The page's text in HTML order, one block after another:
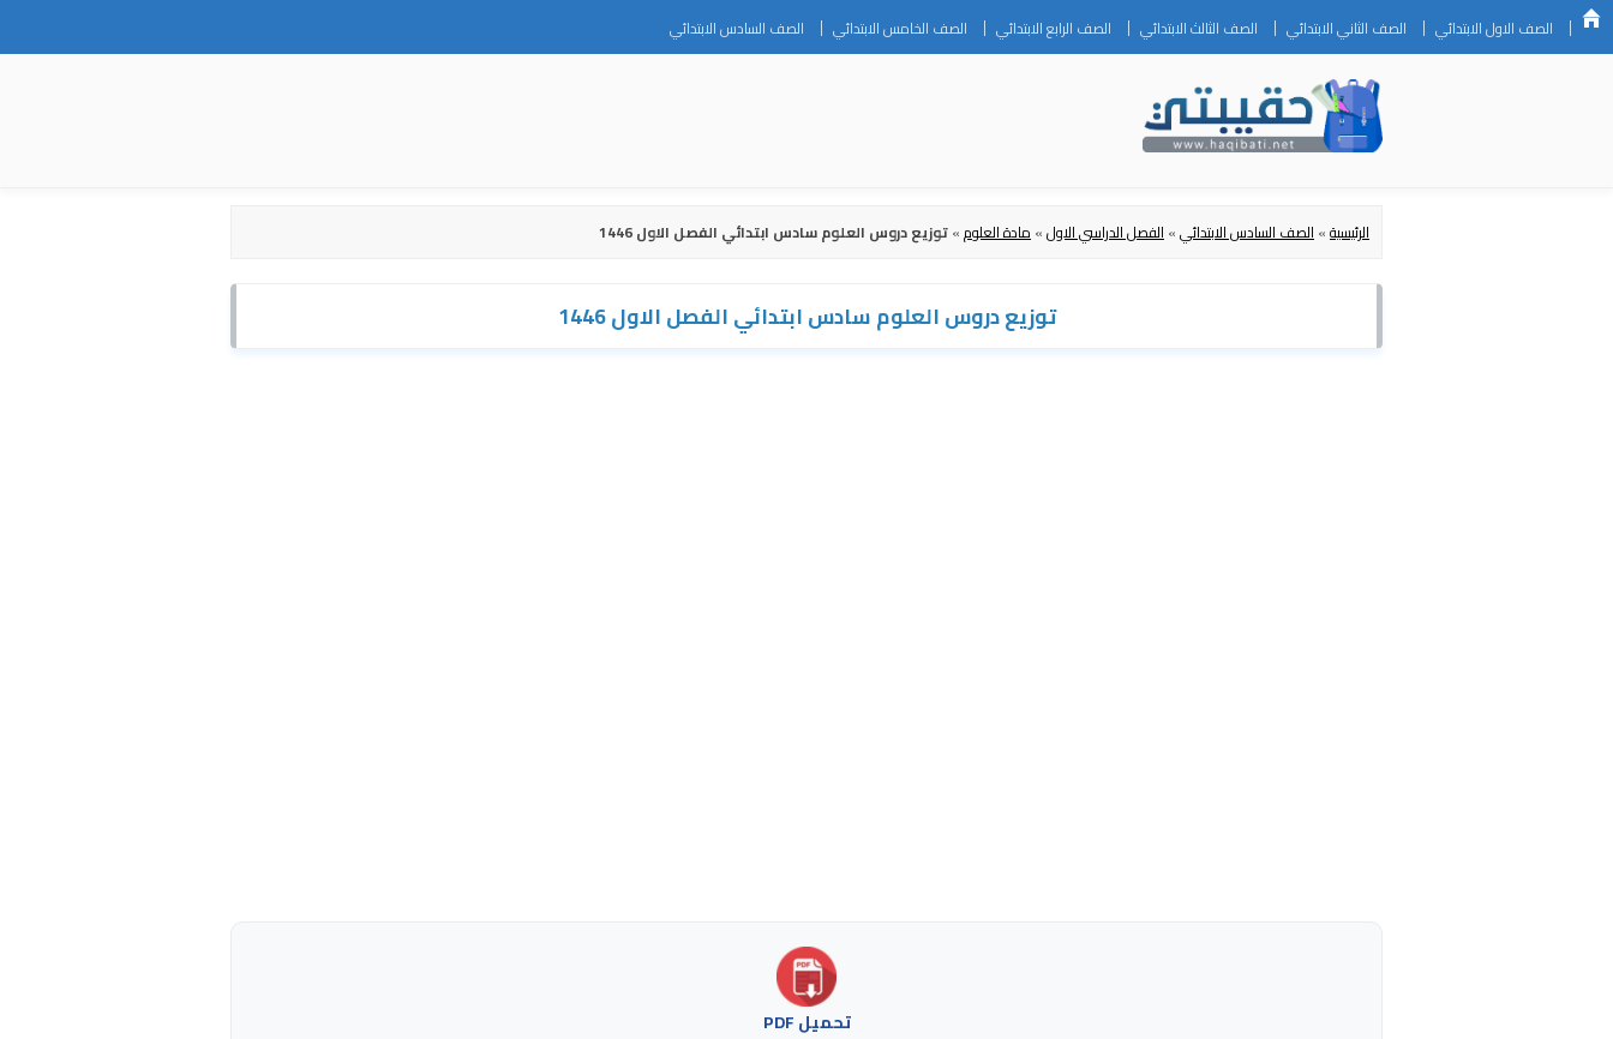
Skip
to
الصف الاول الابتدائي الصف الثاني الابتدائي الصف الثالث الابتدائي الصف الرابع الابتدائي الصف الخامس الابتدائي الصف السادس الابتدائي
الرئيسية»الصف السادس الابتدائي»الفصل الدراسي الاول»مادة العلوم»توزيع دروس العلوم سادس ابتدائي الفصل الاول 1446
توزيع دروس العلوم سادس ابتدائي الفصل الاول 1446
تحميل PDF